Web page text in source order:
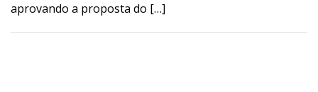
aprovando a proposta do […]